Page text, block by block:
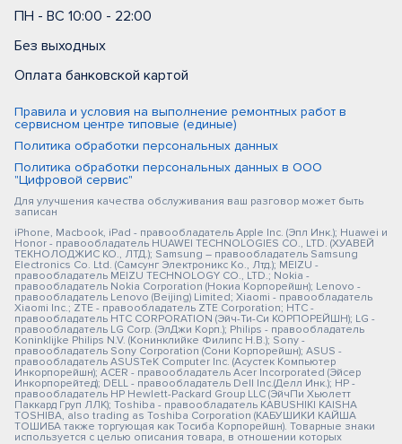
ПН - ВС 10:00 - 22:00
Без выходных
Оплата банковской картой
Правила и условия на выполнение ремонтных работ в
сервисном центре типовые (единые)
Политика обработки персональных данных
Политика обработки персональных данных в ООО
"Цифровой сервис"
Для улучшения качества обслуживания ваш разговор может быть
записан
iPhone, Macbook, iPad - правообладатель Apple Inc. (Эпл Инк.); Huawei и
Honor - правообладатель HUAWEI TECHNOLOGIES CO., LTD. (ХУАВЕЙ
ТЕКНОЛОДЖИС КО., ЛТД.); Samsung – правообладатель Samsung
Electronics Co. Ltd. (Самсунг Электроникс Ко., Лтд.); MEIZU -
правообладатель MEIZU TECHNOLOGY CO., LTD.; Nokia -
правообладатель Nokia Corporation (Нокиа Корпорейшн); Lenovo -
правообладатель Lenovo (Beijing) Limited; Xiaomi - правообладатель
Xiaomi Inc.; ZTE - правообладатель ZTE Corporation; HTC -
правообладатель HTC CORPORATION (Эйч-Ти-Си КОРПОРЕЙШН); LG -
правообладатель LG Corp. (ЭлДжи Корп.); Philips - правообладатель
Koninklijke Philips N.V. (Конинклийке Филипс Н.В.); Sony -
правообладатель Sony Corporation (Сони Корпорейшн); ASUS -
правообладатель ASUSTeK Computer Inc. (Асустек Компьютер
Инкорпорейшн); ACER - правообладатель Acer Incorporated (Эйсер
Инкорпорейтед); DELL - правообладатель Dell Inc.(Делл Инк.); HP -
правообладатель HP Hewlett-Packard Group LLC (ЭйчПи Хьюлетт
Паккард Груп ЛЛК); Toshiba - правообладатель KABUSHIKI KAISHA
TOSHIBA, also trading as Toshiba Corporation (КАБУШИКИ КАЙША
ТОШИБА также торгующая как Тосиба Корпорейшн). Товарные знаки
используется с целью описания товара, в отношении которых